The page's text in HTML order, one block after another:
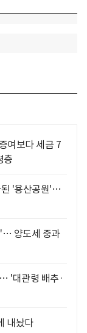
여보다 세금 7
층
된 '용산공원'…
양도세 중과
'대관령 배추·
내놨다